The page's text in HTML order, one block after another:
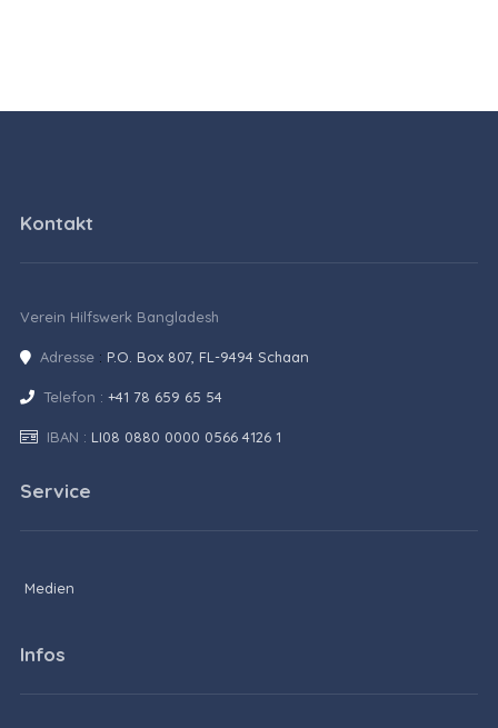
Kontakt
Verein Hilfswerk Bangladesh
Adresse: P.O. Box 807, FL-9494 Schaan
Telefon : +41 78 659 65 54
IBAN : LI08 0880 0000 0566 4126 1
Service
Medien
Infos